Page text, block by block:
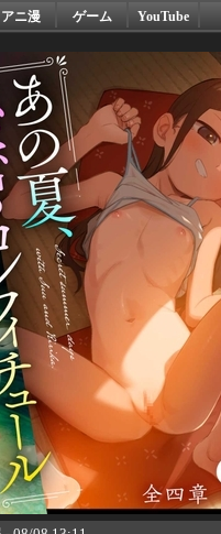
アニ漫 ゲーム YouTube